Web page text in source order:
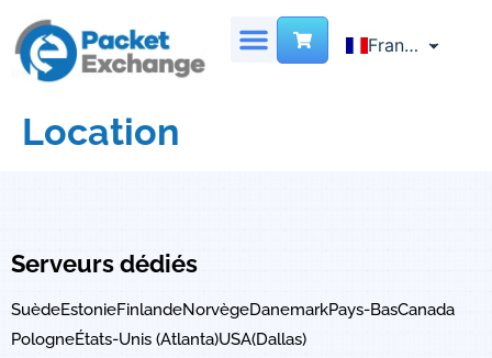
French
Français
Location
Serveurs dédiés
SuèdeEstonieFinlandeNorvègeDanemarkPays-BasCanada
PologneÉtats-Unis (Atlanta)USA(Dallas)